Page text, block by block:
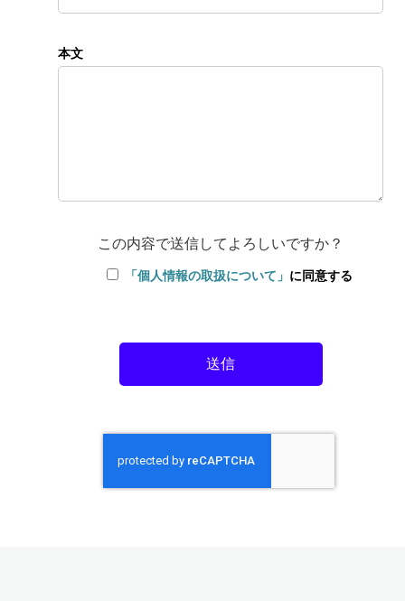
本文
この内容で送信してよろしいですか？
「個人情報の取扱について」 に同意する